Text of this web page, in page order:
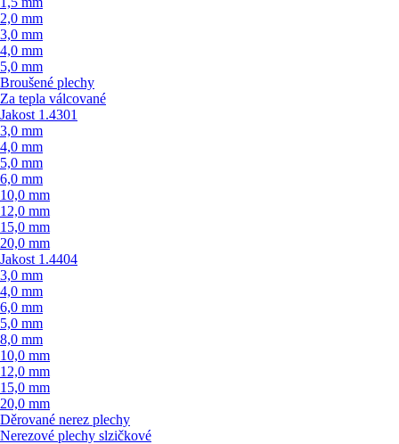
2,0 mm
3,0 mm
4,0 mm
5,0 mm
Broušené plechy
Za tepla válcované
Jakost 1.4301
3,0 mm
4,0 mm
5,0 mm
6,0 mm
10,0 mm
12,0 mm
15,0 mm
20,0 mm
Jakost 1.4404
3,0 mm
4,0 mm
6,0 mm
5,0 mm
8,0 mm
10,0 mm
12,0 mm
15,0 mm
20,0 mm
Děrované nerez plechy
Nerezové plechy slzičkové